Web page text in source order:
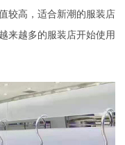
较高，适合新潮的服装店
来越多的服装店开始使用